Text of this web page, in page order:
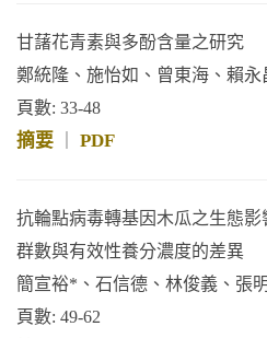
甘藷花青素與多酚含量之研究
鄭統隆、施怡如、曾東海、賴
頁數: 33-48
摘要 PDF
抗輪點病毒轉基因木瓜之生態
群數與有效性養分濃度的差異
簡宣裕*、石信德、林俊義、張
頁數: 49-62